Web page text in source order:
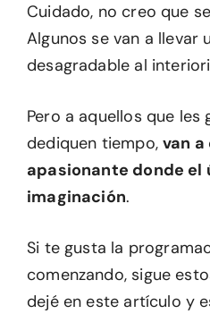
Cuidado, no creo que
Algunos se van a llevar
desagradable al
Pero a aquellos que les
dediquen tiempo,van
apasionante donde el
imaginación.
Si te gusta la
comenzando, sigue
dejé en este artículo y